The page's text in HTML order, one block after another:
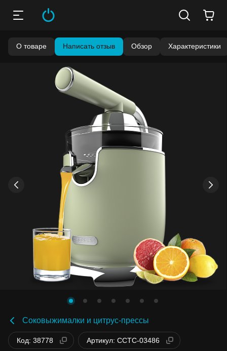
О товаре Написать отзыв Обзор Характеристики
‹ ›
Соковыжималки и цитрус-прессы
Код: 38778 Артикул: CCTC-03486